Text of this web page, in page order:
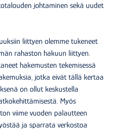
johtaminen sekä uudet
liittyen olemme tukeneet
rahaston hakuun liittyen.
hakemusten tekemisessä
jotka eivät tällä kertaa
on ollut keskustella
Myös
viime vuoden palautteen
ja sparrata verkostoa